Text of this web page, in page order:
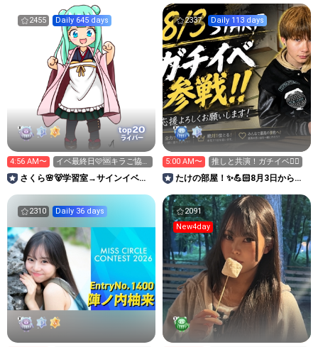
2455 Daily 645 days
top20
ライバー
4:56 AM〜
イベ最終日🩷🆘️キラご協力
宜しくお願いします🙇
さくら🌸🐻学習室→サインイベ最
2337 Daily 113 days
5:00 AM〜 推しと共演！ガチイベ❤️‍🔥
たけの部屋！✨️💪🏻8月3日からガ
2310 Daily 36 days
2091
New4day